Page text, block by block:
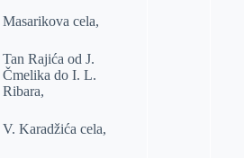
Masarikova cela,
Tan Rajića od J.
Čmelika do I. L.
Ribara,
V. Karadžića cela,